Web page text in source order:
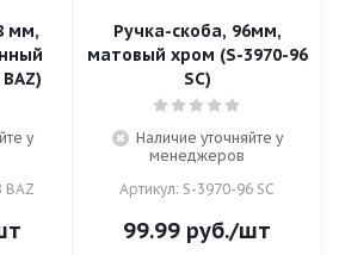
мм,
у
BAZ
Ручка-скоба, 96мм,
матовый хром (S-3970-96
SC)
Наличие уточняйте у
менеджеров
Артикул: S-3970-96 SC
99.99 руб./шт